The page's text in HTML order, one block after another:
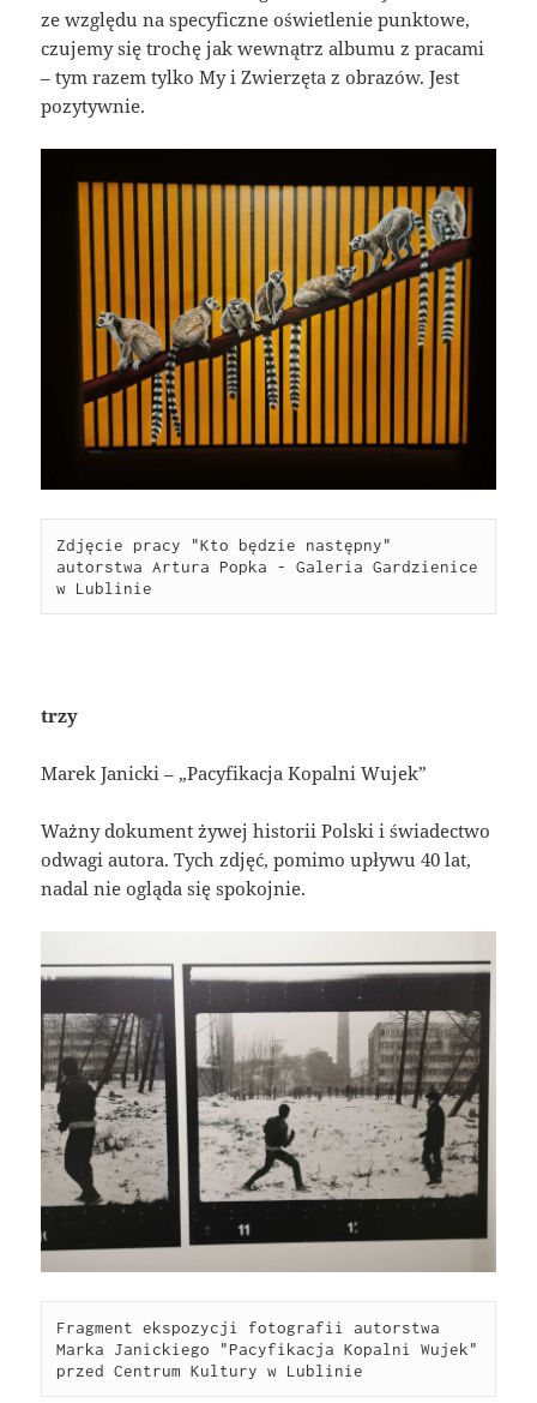
ze względu na specyficzne oświetlenie punktowe,
czujemy się trochę jak wewnątrz albumu z pracami
– tym razem tylko My i Zwierzęta z obrazów. Jest
pozytywnie.
Zdjęcie pracy "Kto będzie następny"
autorstwa Artura Popka - Galeria Gardzienice
w Lublinie
trzy
Marek Janicki – „Pacyfikacja Kopalni Wujek”
Ważny dokument żywej historii Polski i świadectwo
odwagi autora. Tych zdjęć, pomimo upływu 40 lat,
nadal nie ogląda się spokojnie.
Fragment ekspozycji fotografii autorstwa
Marka Janickiego "Pacyfikacja Kopalni Wujek"
przed Centrum Kultury w Lublinie